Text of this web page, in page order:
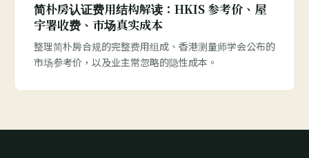
简朴房认证费用结构解读：HKIS 参考价、屋
宇署收费、市场真实成本
整理简朴房合规的完整费用组成、香港测量师学会公布的
市场参考价，以及业主常忽略的隐性成本。